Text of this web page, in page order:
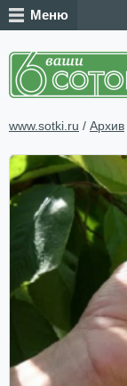
Меню
www.sotki.ru / Архив